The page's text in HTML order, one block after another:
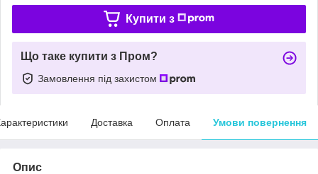
Купити з
Що таке купити з Пром?
Замовлення під захистом
Доставка Оплата Умови повернення
Опис